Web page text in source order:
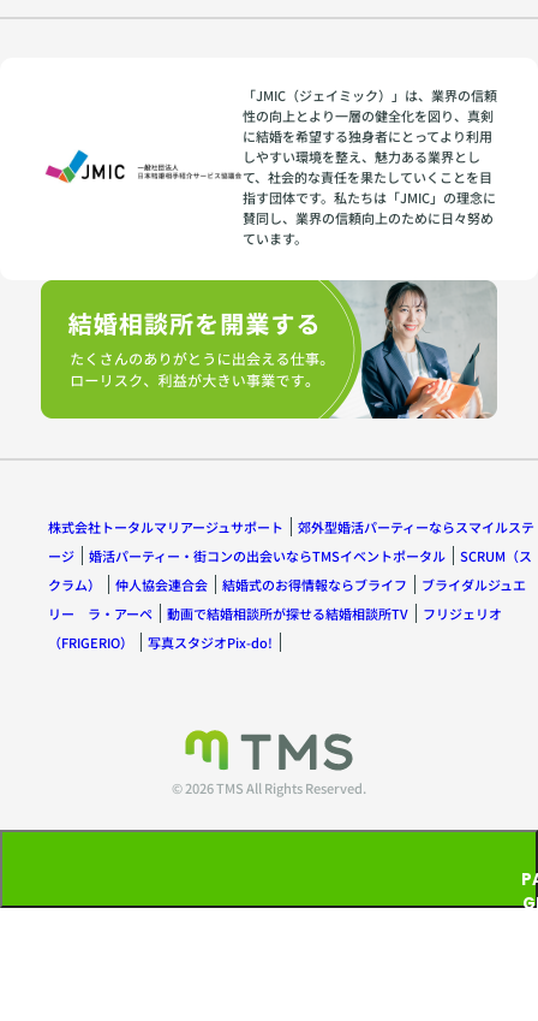
「JMIC（ジェイミック）」は、業界の信頼
性の向上とより一層の健全化を図り、真剣
に結婚を希望する独身者にとってより利用
しやすい環境を整え、魅力ある業界とし
て、社会的な責任を果たしていくことを目
指す団体です。私たちは「JMIC」の理念に
賛同し、業界の信頼向上のために日々努め
ています。
株式会社トータルマリアージュサポート
郊外型婚活パーティーならスマイルステ
ージ
婚活パーティー・街コンの出会いならTMSイベントポータル
SCRUM（ス
クラム）
仲人協会連合会 結婚式のお得情報ならブライフ
ブライダルジュエ
リー ラ・アーペ
動画で結婚相談所が探せる結婚相談所TV
フリジェリオ
（FRIGERIO）
写真スタジオPix-do!
© 2026 TMS All Rights Reserved.